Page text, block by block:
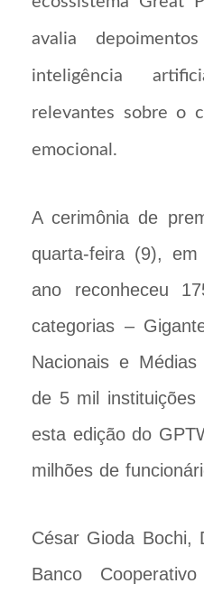
avalia
inteligência
relevantes sobre o
emocional.
A cerimônia de
quarta-feira (9),
ano reconheceu
categorias –
Nacionais e
de 5 mil instituições
esta edição do
milhões de
César Gioda Bochi,
Banco